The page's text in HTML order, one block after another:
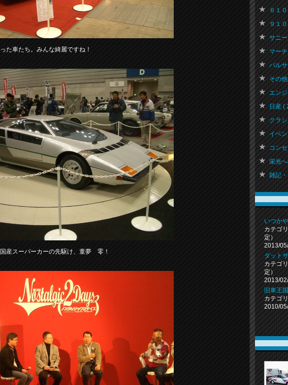
た車たち。みんな綺麗ですね！
産スーパーカーの先駆け、童夢 零！
６１
９１
サニ
マー
パル
その
エン
日産 (
クラ
イベ
コン
栄光
雑記
いつか
カテゴ
定）
2013/
ダット
カテゴ
定）
2013/
旧車王国
カテゴ
2010/